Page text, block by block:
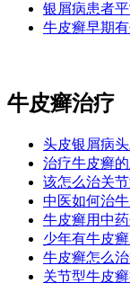
银屑病患者
牛皮癣早期
牛皮癣治疗
头皮银屑病
治疗牛皮癣
该怎么治关
中医如何治
牛皮癣用中
少年有牛皮
牛皮癣怎么
关节型牛皮